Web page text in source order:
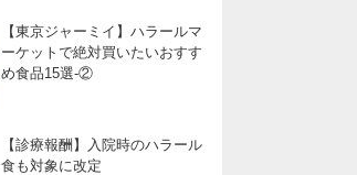
【東京ジャーミイ】ハラールマ
ーケットで絶対買いたいおすす
め食品15選-②
【診療報酬】入院時のハラール
食も対象に改定